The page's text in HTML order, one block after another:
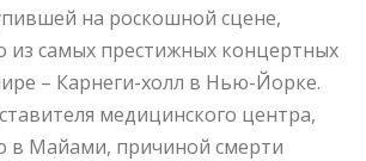
на роскошной сцене,
из самых престижных концертных
– Карнеги-холл в Нью-Йорке.
медицинского центра,
в Майами, причиной смерти